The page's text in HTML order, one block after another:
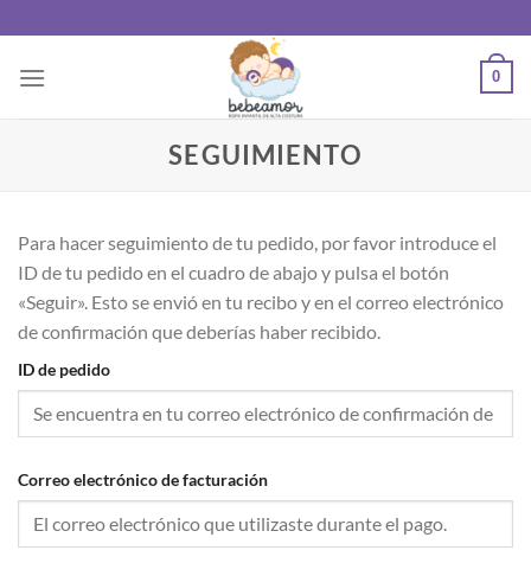
al
contenido
0
SEGUIMIENTO
Para hacer seguimiento de tu pedido, por favor introduce el
ID de tu pedido en el cuadro de abajo y pulsa el botón
«Seguir». Esto se envió en tu recibo y en el correo electrónico
de confirmación que deberías haber recibido.
ID de pedido
Correo electrónico de facturación